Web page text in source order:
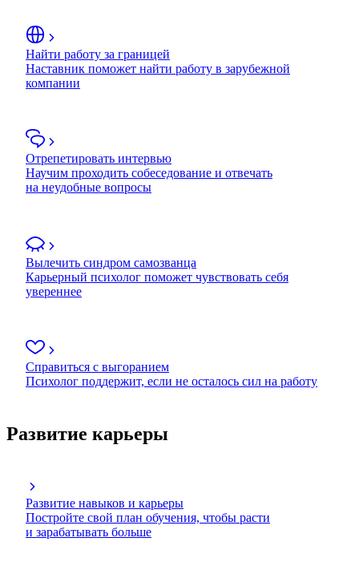
Найти работу за границей
Наставник поможет найти работу в зарубежной
компании
Отрепетировать интервью
Научим проходить собеседование и отвечать
на неудобные вопросы
Вылечить синдром самозванца
Карьерный психолог поможет чувствовать себя
увереннее
Справиться с выгоранием
Психолог поддержит, если не осталось сил на работу
Развитие карьеры
Развитие навыков и карьеры
Постройте свой план обучения, чтобы расти
и зарабатывать больше